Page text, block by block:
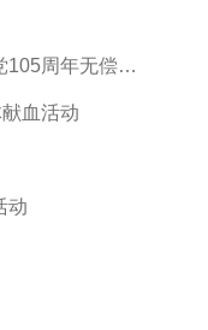
105周年无偿…
血活动
动